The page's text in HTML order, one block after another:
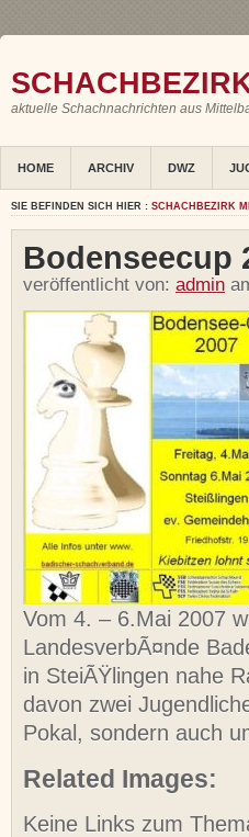
aktuelle Schachnachrichten aus
HOME ARCHIV DWZ
SIE BEFINDEN SICH HIER : SCHACHBEZIRK
Bodenseecup
veröffentlicht von: admin
Vom 4. – 6.Mai 2007
LandesverbÃ¤nde
in SteiÃŸlingen nahe
davon zwei
Pokal, sondern auch
Related Images:
Keine Links zum